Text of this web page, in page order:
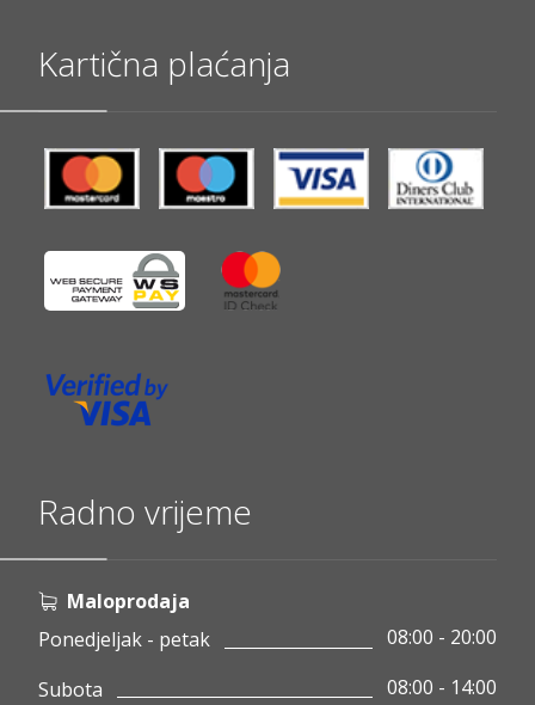
Kartična plaćanja
Radno vrijeme
Maloprodaja
Ponedjeljak - petak
08:00 - 20:00
Subota
08:00 - 14:00